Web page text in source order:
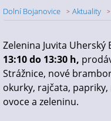
Dolní Bojanovice Aktuality
Nadpis
Zelenina Juvita Uherský
13:10 do 13:30 h,
Strážnice, nové
okurky, rajčata,
ovoce a zeleninu.